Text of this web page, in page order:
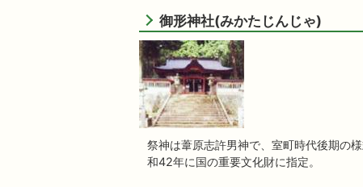
御形神社(みかたじんじゃ)
祭神は葦原志許男神で、室町時代後期の
和42年に国の重要文化財に指定。